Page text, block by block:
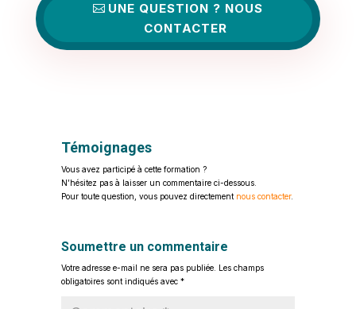
UNE QUESTION ? NOUS
CONTACTER
Témoignages
Vous avez participé à cette formation ?
N’hésitez pas à laisser un commentaire ci-dessous.
Pour toute question, vous pouvez directement nous contacter.
Soumettre un commentaire
Votre adresse e-mail ne sera pas publiée. Les champs
obligatoires sont indiqués avec *